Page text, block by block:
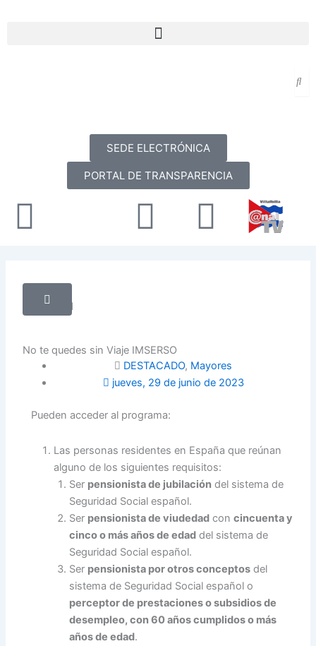
Menu
SEDE ELECTRÓNICA
PORTAL DE TRANSPARENCIA
FacebookYoutube
No te quedes sin Viaje IMSERSO
DESTACADO, Mayores
jueves, 29 de junio de 2023
Pueden acceder al programa:
Las personas residentes en España que reúnan
alguno de los siguientes requisitos:
Ser pensionista de jubilación del sistema de
Seguridad Social español.
Ser pensionista de viudedad concincuenta y
cinco o más años de edad del sistema de
Seguridad Social español.
Ser pensionista por otros conceptos del
sistema de Seguridad Social español o
perceptor de prestaciones o subsidios de
desempleo, con 60 años cumplidos o más
años de edad.